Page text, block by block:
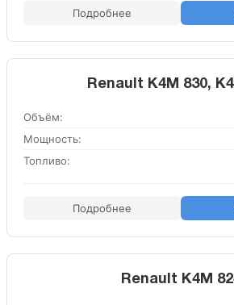
Подробнее
Renault K4M 830,
Объём:
Мощность:
Топливо:
Подробнее
Renault K4M